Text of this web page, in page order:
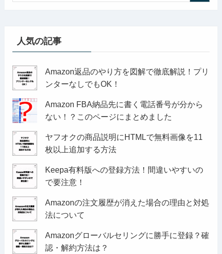
人気の記事
Amazon返品のやり方を図解で徹底解説！プリ
ンターなしでもOK！
Amazon FBA納品先に書く電話番号が分から
ない！？このページにまとめました
ヤフオクの商品説明にHTMLで無料画像を11
枚以上追加する方法
Keepa有料版への登録方法！間違いやすいの
で要注意！
Amazonの注文履歴が消えた場合の理由と対処
法について
Amazonグローバルセリングに勝手に登録？確
認・解約方法は？